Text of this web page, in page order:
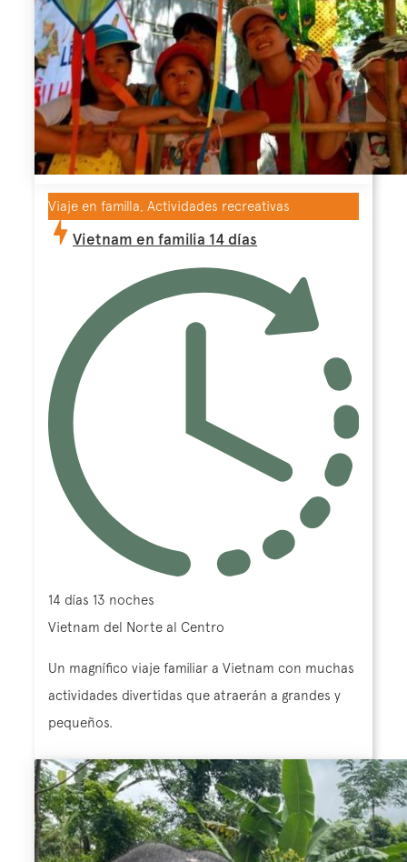
Viaje en familla, Actividades recreativas
Vietnam en familia 14 días
14 días 13 noches
Vietnam del Norte al Centro
Un magnífico viaje familiar a Vietnam con muchas
actividades divertidas que atraerán a grandes y
pequeños.